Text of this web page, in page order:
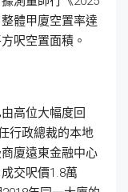
體甲廈空置率達
呎空置面積。
高位大幅度回
行政總裁的本地
廈遠東金融中心
交呎價1.8萬